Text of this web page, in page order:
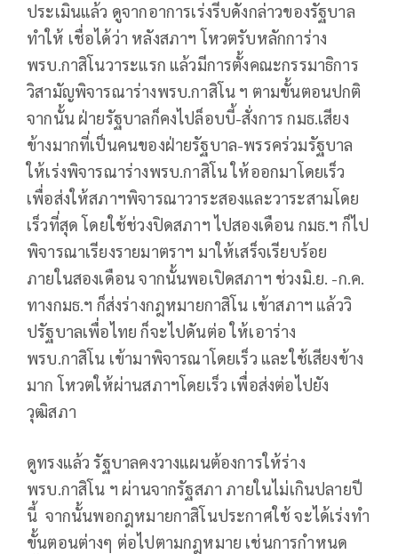
ประเมินแล้ว ดูจากอาการเร่งรีบดังกล่าวของรัฐบาล
ทำให้ เชื่อได้ว่า หลังสภาฯ โหวตรับหลักการ่าง
พรบ.กาสิโนวาระแรก แล้วมีการตั้งคณะกรรมาธิการ
วิสามัญพิจารณาร่างพรบ.กาสิโน ฯ ตามขั้นตอนปกติ
จากนั้น ฝ่ายรัฐบาลก็คงไปล็อบบี้-สั่งการ กมธ.เสียง
ข้างมากที่เป็นคนของฝ่ายรัฐบาล-พรรคร่วมรัฐบาล
ให้เร่งพิจารณาร่างพรบ.กาสิโน ให้ออกมาโดยเร็ว
เพื่อส่งให้สภาฯพิจารณาวาระสองและวาระสามโดย
เร็วที่สุด โดยใช้ช่วงปิดสภาฯ ไปสองเดือน กมธ.ฯ ก็ไป
พิจารณาเรียงรายมาตราฯ มาให้เสร็จเรียบร้อย
ภายในสองเดือน จากนั้นพอเปิดสภาฯ ช่วงมิ.ย. -ก.ค.
ทางกมธ.ฯ ก็ส่งร่างกฎหมายกาสิโน เข้าสภาฯ แล้ววิ
ปรัฐบาลเพื่อไทย ก็จะไปดันต่อ ให้เอาร่าง
พรบ.กาสิโน เข้ามาพิจารณาโดยเร็ว และใช้เสียงข้าง
มาก โหวตให้ผ่านสภาฯโดยเร็ว เพื่อส่งต่อไปยัง
วุฒิสภา
ดูทรงแล้ว รัฐบาลคงวางแผนต้องการให้ร่าง
พรบ.กาสิโน ฯ ผ่านจากรัฐสภา ภายในไม่เกินปลายปี
นี้ จากนั้นพอกฎหมายกาสิโนประกาศใช้ จะได้เร่งทำ
ขั้นตอนต่างๆ ต่อไปตามกฎหมาย เช่นการกำหนด